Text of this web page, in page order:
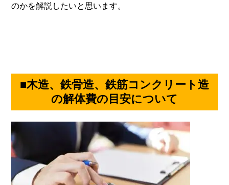
のかを解説したいと思います。
■木造、鉄骨造、鉄筋コンクリート造
の解体費の目安について